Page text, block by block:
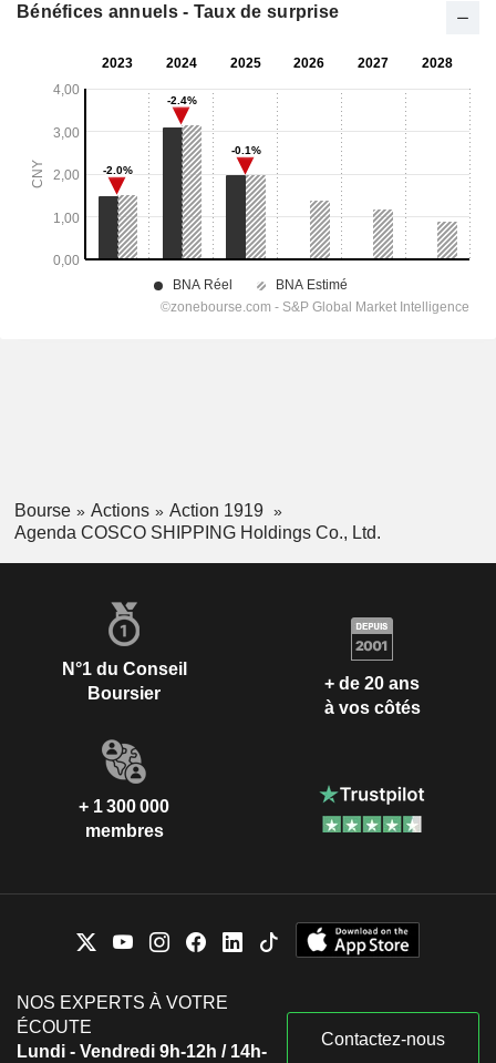
Bénéfices annuels - Taux de surprise
Bourse Actions
Action 1919
Agenda COSCO SHIPPING Holdings Co., Ltd.
N°1 du Conseil
Boursier
+ de 20 ans
à vos côtés
+ 1 300 000
membres
NOS EXPERTS À VOTRE
ÉCOUTE
Lundi - Vendredi 9h-12h / 14h-
Contactez-nous